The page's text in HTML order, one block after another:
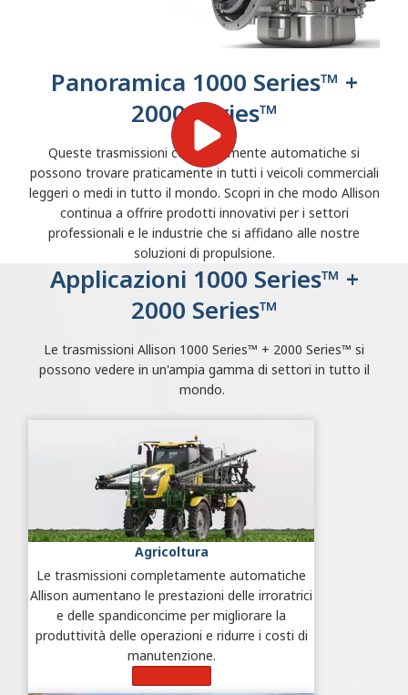
Panoramica 1000 Series™ +
2000 Series™
Queste trasmissioni completamente automatiche si
possono trovare praticamente in tutti i veicoli commerciali
leggeri o medi in tutto il mondo. Scopri in che modo Allison
continua a offrire prodotti innovativi per i settori
professionali e le industrie che si affidano alle nostre
soluzioni di propulsione.
Applicazioni 1000 Series™ +
2000 Series™
Le trasmissioni Allison 1000 Series™ + 2000 Series™ si
possono vedere in un'ampia gamma di settori in tutto il
mondo.
Agricoltura
Le trasmissioni completamente automatiche
Allison aumentano le prestazioni delle irroratrici
e delle spandiconcime per migliorare la
produttività delle operazioni e ridurre i costi di
manutenzione.